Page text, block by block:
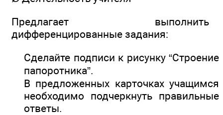
Предлагает выполнить
дифференцированные задания:
Сделайте подписи к рисунку “Строение
папоротника”.
В предложенных карточках учащимся
необходимо подчеркнуть правильные
ответы.